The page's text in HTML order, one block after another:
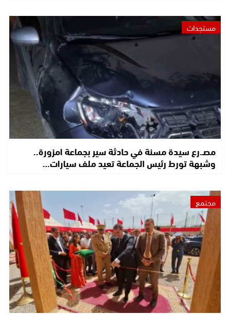
مستجدات
مصـ.رع سيدة مسنة في حادثة سير بجماعة امزورة..
وشبهة تورط رئيس الجماعة تعيد ملف سيارات…
مجتمع